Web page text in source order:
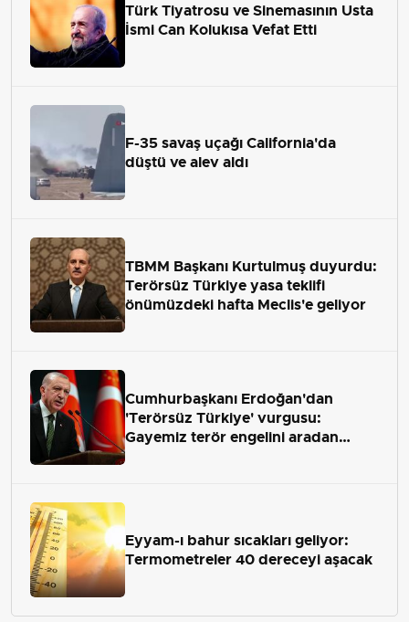
Türk Tiyatrosu ve Sinemasının Usta
İsmi Can Kolukısa Vefat Etti
F-35 savaş uçağı California'da
düştü ve alev aldı
TBMM Başkanı Kurtulmuş duyurdu:
Terörsüz Türkiye yasa teklifi
önümüzdeki hafta Meclis'e geliyor
Cumhurbaşkanı Erdoğan'dan
'Terörsüz Türkiye' vurgusu:
Gayemiz terör engelini aradan
Eyyam-ı bahur sıcakları geliyor:
Termometreler 40 dereceyi aşacak